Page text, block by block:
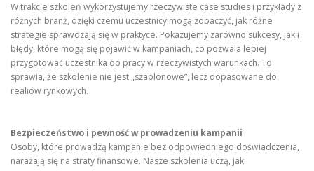
W trakcie szkoleń wykorzystujemy rzeczywiste case studies i przykłady z
różnych branż, dzięki czemu uczestnicy mogą zobaczyć, jak różne
strategie sprawdzają się w praktyce. Pokazujemy zarówno sukcesy, jak i
błędy, które mogą się pojawić w kampaniach, co pozwala lepiej
przygotować uczestnika do pracy w rzeczywistych warunkach. To
sprawia, że szkolenie nie jest „szablonowe”, lecz dopasowane do
realiów rynkowych.
Bezpieczeństwo i pewność w prowadzeniu kampanii
Osoby, które prowadzą kampanie bez odpowiedniego doświadczenia,
narażają się na straty finansowe. Nasze szkolenia uczą, jak